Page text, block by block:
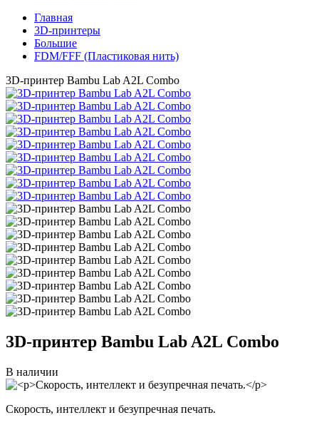
Главная
3D-принтеры
Большие
FDM/FFF (Пластиковая нить)
3D-принтер Bambu Lab A2L Combo
3D-принтер Bambu Lab A2L Combo
В наличии
Скорость, интеллект и безупречная печать.